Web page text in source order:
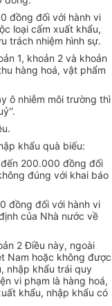
đồng đối với hành vi
loại cấm xuất khẩu,
trách nhiệm hình sự.
1, khoản 2 và khoản
hàng hoá, vật phẩm
ô nhiễm môi trường thì
khẩu quà biếu:
200.000 đồng đối
đúng với khai báo
đồng đối với hành vi
của Nhà nước về
2 Điều này, ngoài
Nam hoặc không được
nhập khẩu trái quy
vi phạm là hàng hoá,
khẩu, nhập khẩu có